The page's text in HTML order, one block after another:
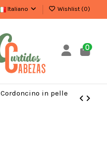
Italiano Wishlist (0)
0
Cordoncino in pelle